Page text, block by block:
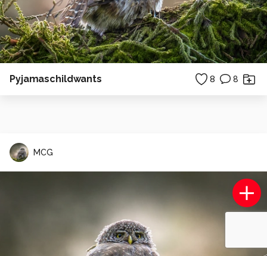
Pyjamaschildwants 8 8
MCG